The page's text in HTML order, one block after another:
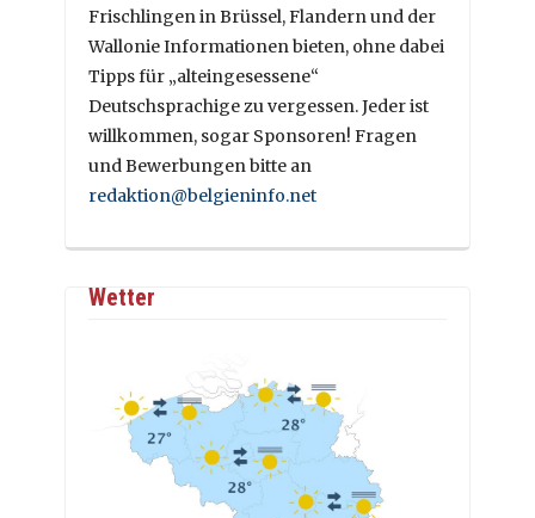
Frischlingen in Brüssel, Flandern und der
Wallonie Informationen bieten, ohne dabei
Tipps für „alteingesessene“
Deutschsprachige zu vergessen. Jeder ist
willkommen, sogar Sponsoren! Fragen
und Bewerbungen bitte an
redaktion@belgieninfo.net
Wetter